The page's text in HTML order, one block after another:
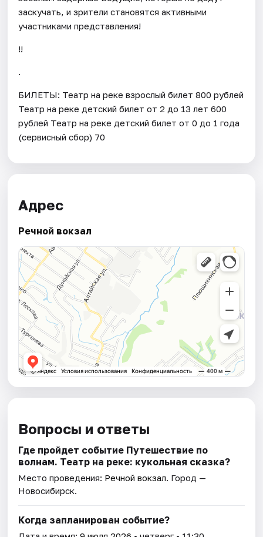
заскучать, и зрители становятся активными
участниками представления!
!!
.
БИЛЕТЫ: Театр на реке взрослый билет 800 рублей
Театр на реке детский билет от 2 до 13 лет 600
рублей Театр на реке детский билет от 0 до 1 года
(сервисный сбор) 70
Адрес
Речной вокзал
Вопросы и ответы
Где пройдет событие Путешествие по
волнам. Театр на реке: кукольная сказка?
Место проведения: Речной вокзал. Город —
Новосибирск.
Когда запланирован событие?